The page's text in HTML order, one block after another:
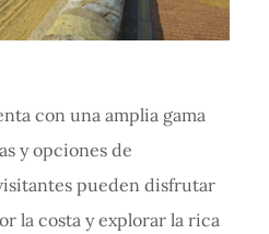
con una amplia gama
y opciones de
pueden disfrutar
la costa y explorar la rica